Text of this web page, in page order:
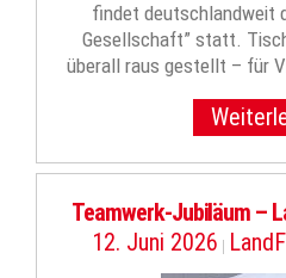
findet deutschlandweit
Gesellschaft” statt.
überall raus gestellt – für
Teamwerk-Jubiläum –
12. Juni 2026 |